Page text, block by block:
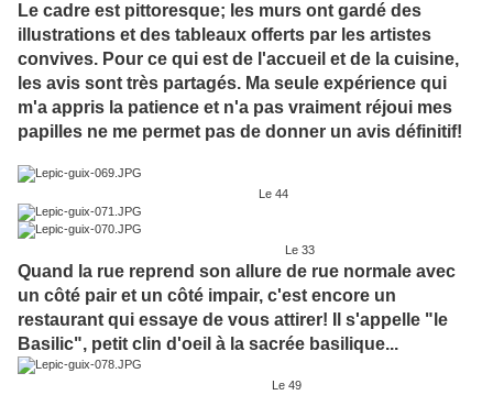
Le cadre est pittoresque; les murs ont gardé des
illustrations et des tableaux offerts par les artistes
convives. Pour ce qui est de l'accueil et de la cuisine,
les avis sont très partagés. Ma seule expérience qui
m'a appris la patience et n'a pas vraiment réjoui mes
papilles ne me permet pas de donner un avis définitif!
Le 44
Le 33
Quand la rue reprend son allure de rue normale avec
un côté pair et un côté impair, c'est encore un
restaurant qui essaye de vous attirer! Il s'appelle "le
Basilic", petit clin d'oeil à la sacrée basilique...
Le 49